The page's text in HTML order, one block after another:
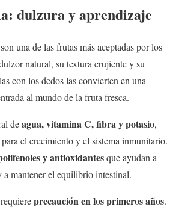
dulzura y aprendizaje
una de las frutas más aceptadas por los
natural, su textura crujiente y su
con los dedos las convierten en una
al mundo de la fruta fresca.
deagua, vitamina C, fibra y potasio,
el crecimiento y el sistema inmunitario.
y antioxidantesque ayudan a
a mantener el equilibrio intestinal.
precaución en los primeros años.